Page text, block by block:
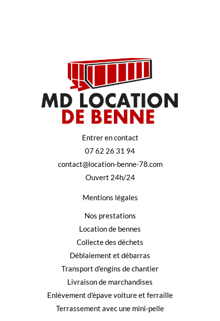
Entrer en contact
07 62 26 31 94
contact@location-benne-78.com
Ouvert 24h/24
Mentions légales
Nos prestations
Location de bennes
Collecte des déchets
Déblaiement et débarras
Transport d'engins de chantier
Livraison de marchandises
Enlèvement d'épave voiture et ferraille
Terrassement avec une mini-pelle